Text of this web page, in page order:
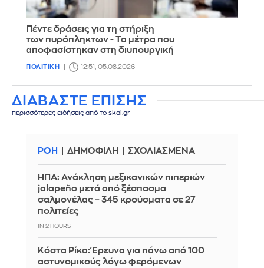
Πέντε δράσεις για τη στήριξη
των πυρόπληκτων - Τα μέτρα που
αποφασίστηκαν στη διυπουργική
ΠΟΛΙΤΙΚΗ 12:51, 05.08.2026
ΔΙΑΒΑΣΤΕ ΕΠΙΣΗΣ
περισσότερες ειδήσεις από το skai.gr
ΡΟΗ ΔΗΜΟΦΙΛΗ ΣΧΟΛΙΑΣΜΕΝΑ
ΗΠΑ: Ανάκληση μεξικανικών πιπεριών
jalapeño μετά από ξέσπασμα
σαλμονέλας – 345 κρούσματα σε 27
πολιτείες
IN 2 HOURS
Κόστα Ρίκα: Έρευνα για πάνω από 100
αστυνομικούς λόγω φερόμενων